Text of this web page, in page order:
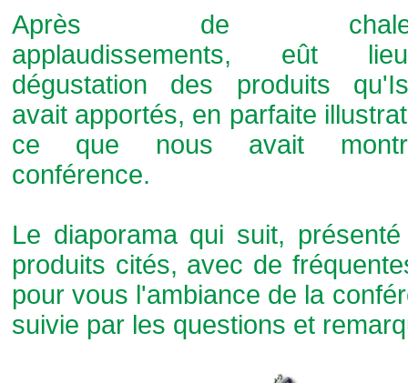
Après de
applaudissements, eût
dégustation des produits
avait apportés, en parfaite
ce que nous avait
conférence.
Le diaporama qui suit,
produits cités, avec de
pour vous l'ambiance de la
suivie par les questions et